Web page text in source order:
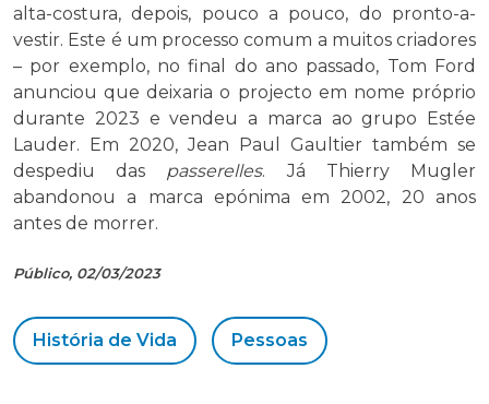
alta-costura, depois, pouco a pouco, do pronto-a-
vestir. Este é um processo comum a muitos criadores
– por exemplo, no final do ano passado, Tom Ford
anunciou que deixaria o projecto em nome próprio
durante 2023 e vendeu a marca ao grupo Estée
Lauder. Em 2020, Jean Paul Gaultier também se
despediu das passerelles. Já Thierry Mugler
abandonou a marca epónima em 2002, 20 anos
antes de morrer.
Público, 02/03/2023
História de Vida Pessoas